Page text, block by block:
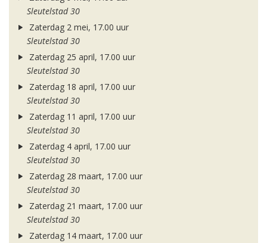
Sleutelstad 30
Zaterdag 2 mei, 17.00 uur
Sleutelstad 30
Zaterdag 25 april, 17.00 uur
Sleutelstad 30
Zaterdag 18 april, 17.00 uur
Sleutelstad 30
Zaterdag 11 april, 17.00 uur
Sleutelstad 30
Zaterdag 4 april, 17.00 uur
Sleutelstad 30
Zaterdag 28 maart, 17.00 uur
Sleutelstad 30
Zaterdag 21 maart, 17.00 uur
Sleutelstad 30
Zaterdag 14 maart, 17.00 uur